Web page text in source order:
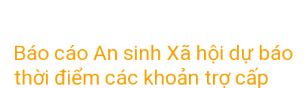
Báo cáo An sinh Xã hội dự báo
thời điểm các khoản trợ cấp